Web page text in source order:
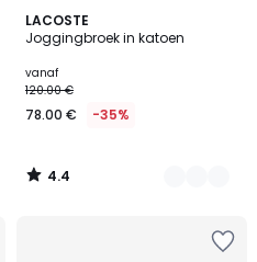
LACOSTE
Joggingbroek in katoen
vanaf
120.00 €
78.00 € -35%
4.4
/ 5
3
Kleuren
4.4
/